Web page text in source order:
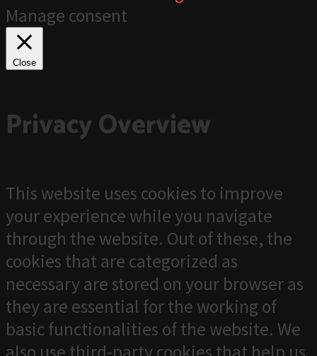
Manage consent
Close
Privacy Overview
This website uses cookies to improve
your experience while you navigate
through the website. Out of these, the
cookies that are categorized as
necessary are stored on your browser as
they are essential for the working of
basic functionalities of the website. We